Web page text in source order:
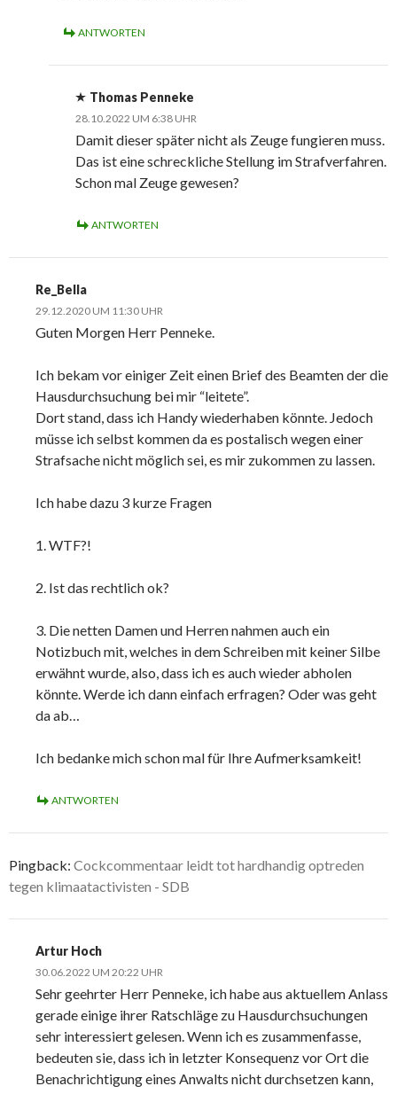
ANTWORTEN
Thomas Penneke
28.10.2022 UM 6:38 UHR
Damit dieser später nicht als Zeuge fungieren muss.
Das ist eine schreckliche Stellung im Strafverfahren.
Schon mal Zeuge gewesen?
ANTWORTEN
Re_Bella
29.12.2020 UM 11:30 UHR
Guten Morgen Herr Penneke.
Ich bekam vor einiger Zeit einen Brief des Beamten der die
Hausdurchsuchung bei mir “leitete”.
Dort stand, dass ich Handy wiederhaben könnte. Jedoch
müsse ich selbst kommen da es postalisch wegen einer
Strafsache nicht möglich sei, es mir zukommen zu lassen.
Ich habe dazu 3 kurze Fragen
1. WTF?!
2. Ist das rechtlich ok?
3. Die netten Damen und Herren nahmen auch ein
Notizbuch mit, welches in dem Schreiben mit keiner Silbe
erwähnt wurde, also, dass ich es auch wieder abholen
könnte. Werde ich dann einfach erfragen? Oder was geht
da ab…
Ich bedanke mich schon mal für Ihre Aufmerksamkeit!
ANTWORTEN
Pingback: Cockcommentaar leidt tot hardhandig optreden
tegen klimaatactivisten - SDB
Artur Hoch
30.06.2022 UM 20:22 UHR
Sehr geehrter Herr Penneke, ich habe aus aktuellem Anlass
gerade einige ihrer Ratschläge zu Hausdurchsuchungen
sehr interessiert gelesen. Wenn ich es zusammenfasse,
bedeuten sie, dass ich in letzter Konsequenz vor Ort die
Benachrichtigung eines Anwalts nicht durchsetzen kann,